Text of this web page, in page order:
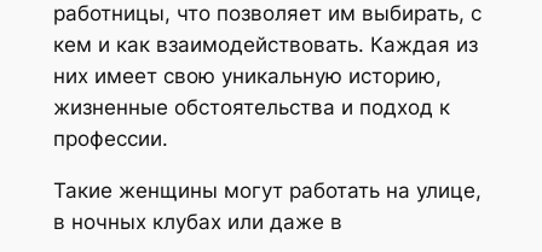
работницы, что позволяет им выбирать, с
кем и как взаимодействовать. Каждая из
них имеет свою уникальную историю,
жизненные обстоятельства и подход к
профессии.
Такие женщины могут работать на улице,
в ночных клубах или даже в